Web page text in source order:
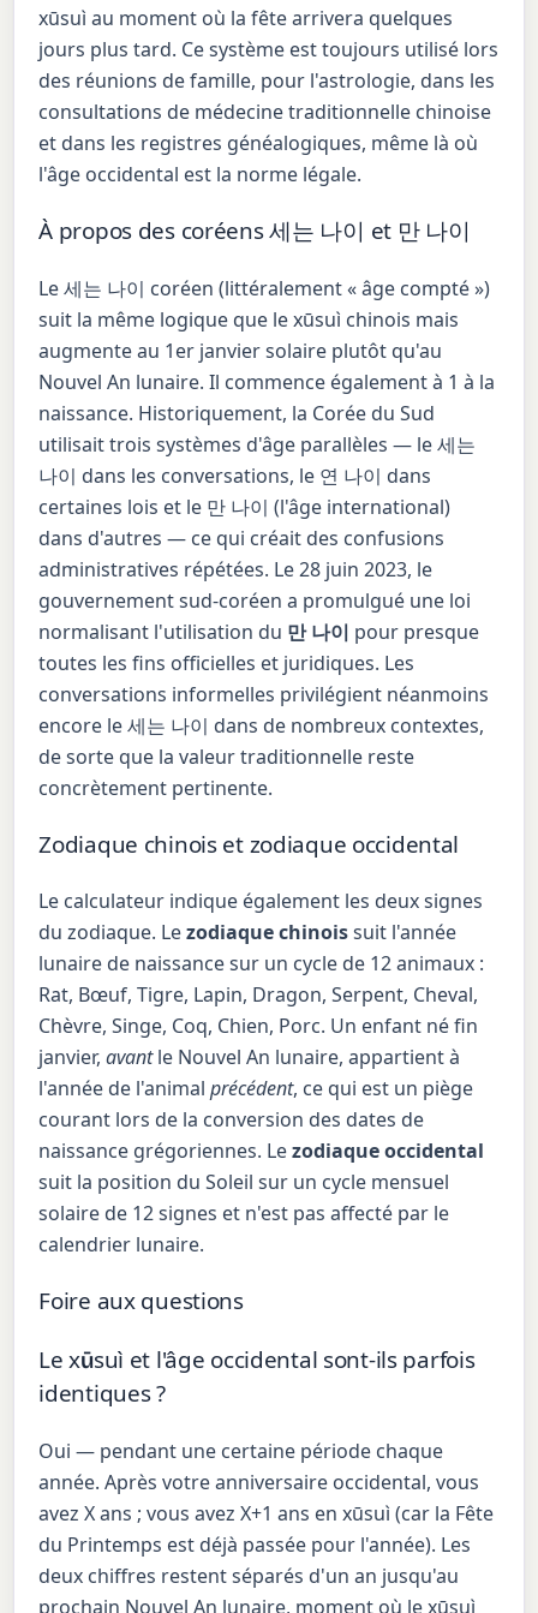
xūsuì au moment où la fête arrivera quelques
jours plus tard. Ce système est toujours utilisé lors
des réunions de famille, pour l'astrologie, dans les
consultations de médecine traditionnelle chinoise
et dans les registres généalogiques, même là où
l'âge occidental est la norme légale.
À propos des coréens 세는 나이 et 만 나이
Le 세는 나이 coréen (littéralement « âge compté »)
suit la même logique que le xūsuì chinois mais
augmente au 1er janvier solaire plutôt qu'au
Nouvel An lunaire. Il commence également à 1 à la
naissance. Historiquement, la Corée du Sud
utilisait trois systèmes d'âge parallèles — le 세는
나이 dans les conversations, le 연 나이 dans
certaines lois et le 만 나이 (l'âge international)
dans d'autres — ce qui créait des confusions
administratives répétées. Le 28 juin 2023, le
gouvernement sud-coréen a promulgué une loi
normalisant l'utilisation du 만 나이 pour presque
toutes les fins officielles et juridiques. Les
conversations informelles privilégient néanmoins
encore le 세는 나이 dans de nombreux contextes,
de sorte que la valeur traditionnelle reste
concrètement pertinente.
Zodiaque chinois et zodiaque occidental
Le calculateur indique également les deux signes
du zodiaque. Lezodiaque chinoissuit l'année
lunaire de naissance sur un cycle de 12 animaux :
Rat, Bœuf, Tigre, Lapin, Dragon, Serpent, Cheval,
Chèvre, Singe, Coq, Chien, Porc. Un enfant né fin
janvier,avantle Nouvel An lunaire, appartient à
l'année de l'animalprécédent, ce qui est un piège
courant lors de la conversion des dates de
naissance grégoriennes. Lezodiaque occidental
suit la position du Soleil sur un cycle mensuel
solaire de 12 signes et n'est pas affecté par le
calendrier lunaire.
Foire aux questions
Le xūsuì et l'âge occidental sont-ils parfois
identiques ?
Oui — pendant une certaine période chaque
année. Après votre anniversaire occidental, vous
avez X ans ; vous avez X+1 ans en xūsuì (car la Fête
du Printemps est déjà passée pour l'année). Les
deux chiffres restent séparés d'un an jusqu'au
prochain Nouvel An lunaire, moment où le xūsuì